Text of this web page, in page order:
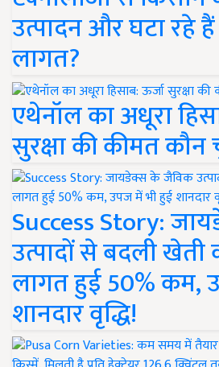
उत्पादन और घटा रहे
लागत?
एथेनॉल का अधूरा
सुरक्षा की कीमत कौन
Success Story:
उत्पादों से बदली खेती
लागत हुई 50% कम,
शानदार वृद्धि!